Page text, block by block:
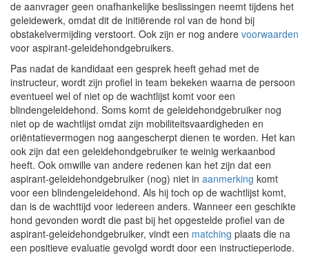
de aanvrager geen onafhankelijke beslissingen neemt tijdens het
geleidewerk, omdat dit de initiërende rol van de hond bij
obstakelvermijding verstoort. Ook zijn er nog andere voorwaarden
voor aspirant-geleidehondgebruikers.
Pas nadat de kandidaat een gesprek heeft gehad met de
instructeur, wordt zijn profiel in team bekeken waarna de persoon
eventueel wel of niet op de wachtlijst komt voor een
blindengeleidehond. Soms komt de geleidehondgebruiker nog
niet op de wachtlijst omdat zijn mobiliteitsvaardigheden en
oriëntatievermogen nog aangescherpt dienen te worden. Het kan
ook zijn dat een geleidehondgebruiker te weinig werkaanbod
heeft. Ook omwille van andere redenen kan het zijn dat een
aspirant-geleidehondgebruiker (nog) niet in aanmerking komt
voor een blindengeleidehond. Als hij toch op de wachtlijst komt,
dan is de wachttijd voor iedereen anders. Wanneer een geschikte
hond gevonden wordt die past bij het opgestelde profiel van de
aspirant-geleidehondgebruiker, vindt een matching plaats die na
een positieve evaluatie gevolgd wordt door een instructieperiode.